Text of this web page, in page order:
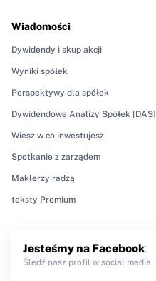
Wiadomości
Dywidendy i skup akcji
Wyniki spółek
Perspektywy dla spółek
Dywidendowe Analizy Spółek [DAS]
Wiesz w co inwestujesz
Spotkanie z zarządem
Maklerzy radzą
teksty Premium
Jesteśmy na Facebook
Śledź nasz profil w social media